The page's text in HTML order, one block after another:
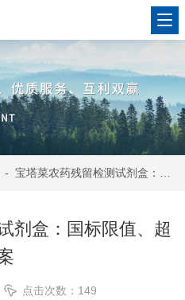
- 宝塔菜农药残留检测试剂盒：国标限值、超标风险与快速检测方案
剂盒：国标限值、超
点击次数：149